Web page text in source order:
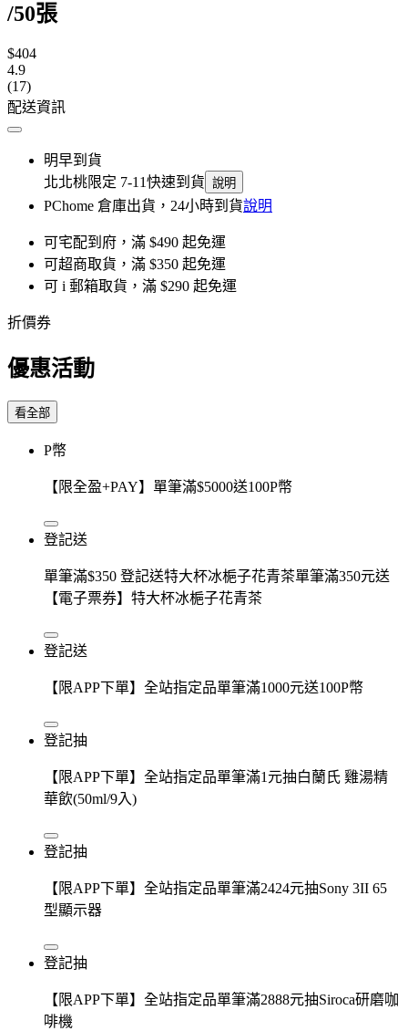
/50張
$404
4.9
(17)
配送資訊
明早到貨
北北桃限定 7-11快速到貨 說明
PChome 倉庫出貨，24小時到貨說明
可宅配到府，滿 $490 起免運
可超商取貨，滿 $350 起免運
可 i 郵箱取貨，滿 $290 起免運
折價券
優惠活動
看全部
P幣
【限全盈+PAY】單筆滿$5000送100P幣
登記送
單筆滿$350 登記送特大杯冰梔子花青茶單筆滿350元送
【電子票券】特大杯冰梔子花青茶
登記送
【限APP下單】全站指定品單筆滿1000元送100P幣
登記抽
【限APP下單】全站指定品單筆滿1元抽白蘭氏 雞湯精
華飲(50ml/9入)
登記抽
【限APP下單】全站指定品單筆滿2424元抽Sony 3II 65
型顯示器
登記抽
【限APP下單】全站指定品單筆滿2888元抽Siroca研磨咖
啡機